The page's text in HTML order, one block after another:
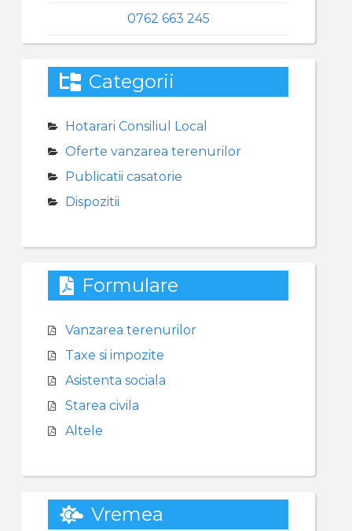
0762 663 245
Categorii
Hotarari Consiliul Local
Oferte vanzarea terenurilor
Publicatii casatorie
Dispozitii
Formulare
Vanzarea terenurilor
Taxe si impozite
Asistenta sociala
Starea civila
Altele
Vremea